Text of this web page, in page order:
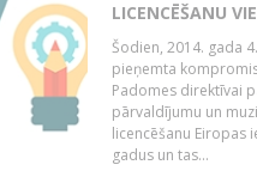
LICENCĒŠANU
Šodien, 2014. gada
pieņemta
Padomes direktīvai
pārvaldījumu un
licencēšanu Eiropas
gadus un tas...